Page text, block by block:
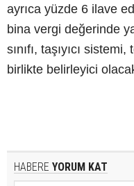
ayrıca yüzde 6 ilave
bina vergi değerinde
sınıfı, taşıyıcı
birlikte belirleyici
HABERE YORUM KAT